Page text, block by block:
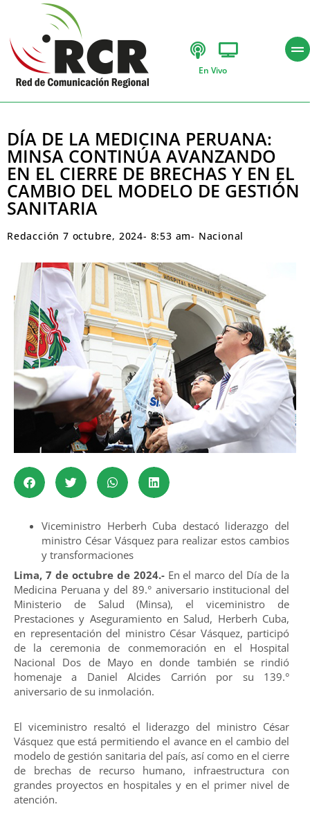
En Vivo
DÍA DE LA MEDICINA PERUANA:
MINSA CONTINÚA AVANZANDO
EN EL CIERRE DE BRECHAS Y EN EL
CAMBIO DEL MODELO DE GESTIÓN
SANITARIA
Redacción 7 octubre, 2024- 8:53 am- Nacional
Viceministro Herberh Cuba destacó liderazgo del
ministro César Vásquez para realizar estos cambios
y transformaciones
Lima, 7 de octubre de 2024.-En el marco del Día de la
Medicina Peruana y del 89.° aniversario institucional del
Ministerio de Salud (Minsa), el viceministro de
Prestaciones y Aseguramiento en Salud, Herberh Cuba,
en representación del ministro César Vásquez, participó
de la ceremonia de conmemoración en el Hospital
Nacional Dos de Mayo en donde también se rindió
homenaje a Daniel Alcides Carrión por su 139.°
aniversario de su inmolación.
El viceministro resaltó el liderazgo del ministro César
Vásquez que está permitiendo el avance en el cambio del
modelo de gestión sanitaria del país, así como en el cierre
de brechas de recurso humano, infraestructura con
grandes proyectos en hospitales y en el primer nivel de
atención.